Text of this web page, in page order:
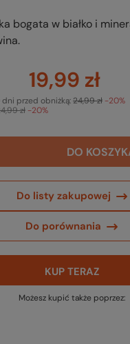
bogata w białko i
19,99 zł
zł -20%
dni przed obniżką:24,99 zł -20%
DO
Do listy zakupowej
Do porównania
KUP TERAZ
Możesz kupić także poprzez: